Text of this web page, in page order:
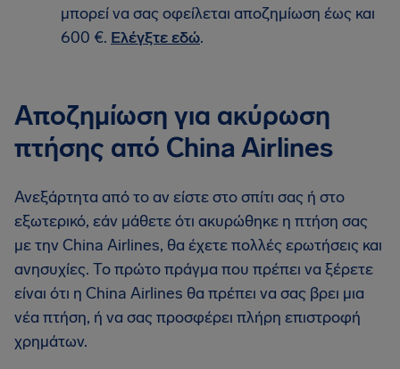
μπορεί να σας οφείλεται αποζημίωση έως και
600 €. Ελέγξτε εδώ.
Αποζημίωση για ακύρωση
πτήσης από China Airlines
Ανεξάρτητα από το αν είστε στο σπίτι σας ή στο
εξωτερικό, εάν μάθετε ότι ακυρώθηκε η πτήση σας
με την China Airlines, θα έχετε πολλές ερωτήσεις και
ανησυχίες. Το πρώτο πράγμα που πρέπει να ξέρετε
είναι ότι η China Airlines θα πρέπει να σας βρει μια
νέα πτήση, ή να σας προσφέρει πλήρη επιστροφή
χρημάτων.